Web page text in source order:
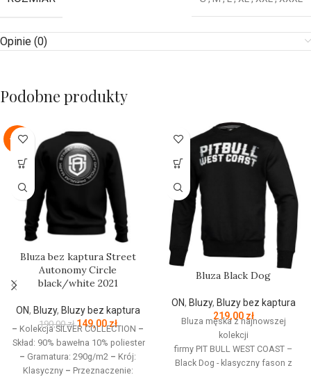
Opinie (0)
Podobne produkty
-22%
Bluza bez kaptura Street
Autonomy Circle
black/white 2021
ON, Bluzy, Bluzy bez kaptura
190,00zł 149,00zł
– Kolekcja SILVER COLLECTION –
Skład: 90% bawełna 10% poliester
– Gramatura: 290g/m2 – Krój:
Klasyczny – Przeznaczenie:
Bluza Black Dog
ON, Bluzy, Bluzy bez kaptura
219,00 zł
Bluza męska z najnowszej
kolekcji
firmy PIT BULL WEST COAST –
Black Dog - klasyczny fason z